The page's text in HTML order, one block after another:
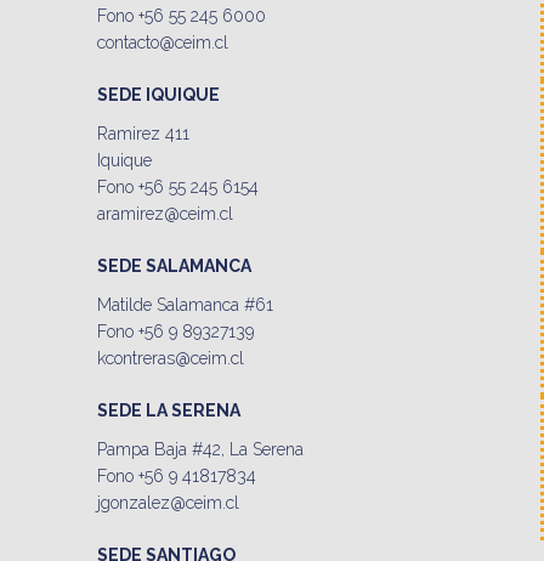
Fono +56 55 245 6000
contacto@ceim.cl
SEDE IQUIQUE
Ramirez 411
Iquique
Fono +56 55 245 6154
aramirez@ceim.cl
SEDE SALAMANCA
Matilde Salamanca #61
Fono +56 9 89327139
kcontreras@ceim.cl
SEDE LA SERENA
Pampa Baja #42, La Serena
Fono +56 9 41817834
jgonzalez@ceim.cl
SEDE SANTIAGO